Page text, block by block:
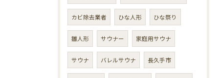
カビ除去業者 ひな人形 ひな祭り
雛人形 サウナー 家庭用サウナ
サウナ バレルサウナ 長久手市